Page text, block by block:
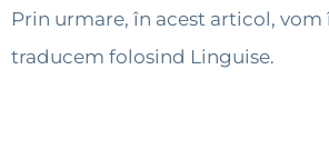
Prin urmare, în acest articol, vom
traducem folosind Linguise.